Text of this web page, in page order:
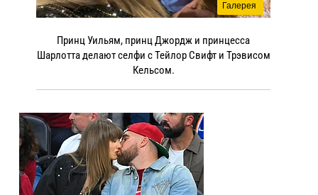
Галерея
Принц Уильям, принц Джордж и принцесса
Шарлотта делают селфи с Тейлор Свифт и Трэвисом
Кельсом.